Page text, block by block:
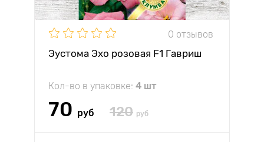
0 отзывов
Эустома Эхо розовая F1 Гавриш
Кол-во в упаковке: 4 шт
70 руб 120 руб